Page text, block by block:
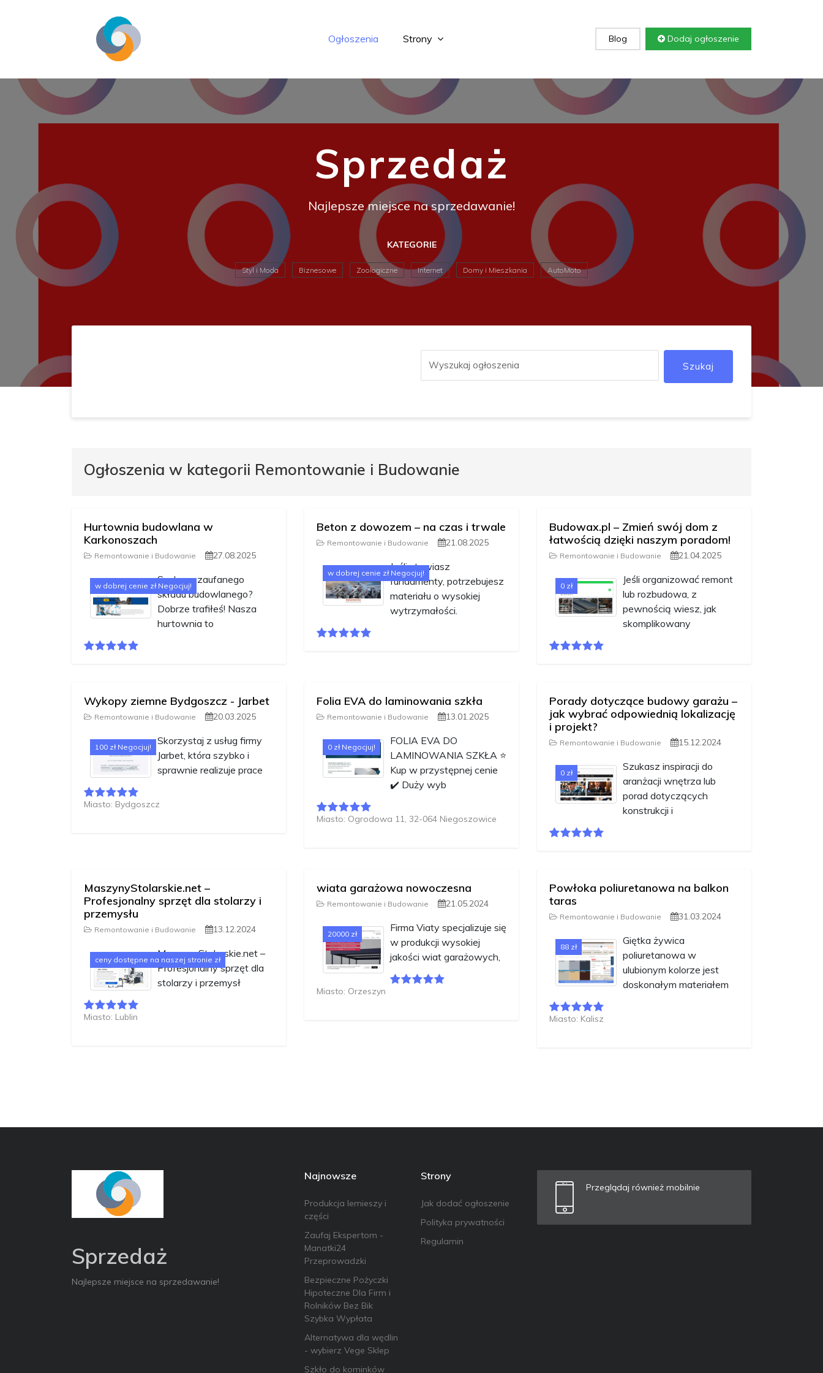
Ogłoszenia Strony Blog Dodaj ogłoszenie
Sprzedaż
Najlepsze miejsce na sprzedawanie!
KATEGORIE
Styl i Moda Biznesowe Zoologiczne Internet Domy i Mieszkania AutoMoto
Szukaj
Ogłoszenia w kategorii Remontowanie i Budowanie
Hurtownia budowlana w
Karkonoszach
Remontowanie i Budowanie 27.08.2025
w dobrej cenie zł Negocjuj!
Szukasz zaufanego
składu budowlanego?
Dobrze trafiłeś! Nasza
hurtownia to
Beton z dowozem – na czas i trwale
Remontowanie i Budowanie 21.08.2025
w dobrej cenie zł Negocjuj!
Jeśli stawiasz
fundamenty, potrzebujesz
materiału o wysokiej
wytrzymałości.
Budowax.pl – Zmień swój dom z
łatwością dzięki naszym poradom!
Remontowanie i Budowanie 21.04.2025
0 zł
Jeśli organizować remont
lub rozbudowa, z
pewnością wiesz, jak
skomplikowany
Wykopy ziemne Bydgoszcz - Jarbet
Remontowanie i Budowanie 20.03.2025
100 zł Negocjuj!
Skorzystaj z usług firmy
Jarbet, która szybko i
sprawnie realizuje prace
Miasto: Bydgoszcz
Folia EVA do laminowania szkła
Remontowanie i Budowanie 13.01.2025
0 zł Negocjuj!
FOLIA EVA DO
LAMINOWANIA SZKŁA ⭐️
Kup w przystępnej cenie
✔️ Duży wyb
Miasto: Ogrodowa 11, 32-064 Niegoszowice
Porady dotyczące budowy garażu –
jak wybrać odpowiednią lokalizację
i projekt?
Remontowanie i Budowanie 15.12.2024
0 zł
Szukasz inspiracji do
aranżacji wnętrza lub
porad dotyczących
konstrukcji i
MaszynyStolarskie.net –
Profesjonalny sprzęt dla stolarzy i
przemysłu
Remontowanie i Budowanie 13.12.2024
ceny dostępne na naszej stronie zł
MaszynyStolarskie.net –
Profesjonalny sprzęt dla
stolarzy i przemysł
Miasto: Lublin
wiata garażowa nowoczesna
Remontowanie i Budowanie 21.05.2024
20000 zł
Firma Viaty specjalizuje się
w produkcji wysokiej
jakości wiat garażowych,
Miasto: Orzeszyn
Powłoka poliuretanowa na balkon
taras
Remontowanie i Budowanie 31.03.2024
88 zł
Giętka żywica
poliuretanowa w
ulubionym kolorze jest
doskonałym materiałem
Miasto: Kalisz
Sprzedaż
Najlepsze miejsce na sprzedawanie!
Najnowsze
Produkcja lemieszy i
części
Zaufaj Ekspertom -
Manatki24
Przeprowadzki
Bezpieczne Pożyczki
Hipoteczne Dla Firm i
Rolników Bez Bik
Szybka Wypłata
Alternatywa dla wędlin
- wybierz Vege Sklep
Szkło do kominków
Strony
Jak dodać ogłoszenie
Polityka prywatności
Regulamin
Przeglądaj również mobilnie